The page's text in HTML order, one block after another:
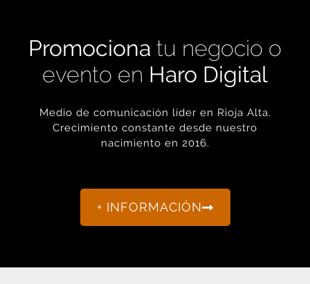
Promociona tu negocio o
evento en Haro Digital
Medio de comunicación líder en Rioja Alta.
Crecimiento constante desde nuestro
nacimiento en 2016.
+ INFORMACIÓN